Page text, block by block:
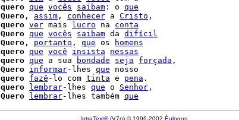
quero que vocês saibam : o que
Quero , assim , conhecer a Cristo ,
quero ver mais lucro na conta
Quero que vocês saibam da difícil
Quero , portanto , que os
homens
quero que você insista
nessas
quero que a sua bondade seja forçada ,
Quero informar-lhes que nosso
quero fazê -lo com tinta e pena .
quero lembrar-lhes que o Senhor ,
Quero lembrar-lhes também que
IntraText®(V7n) © 1996-2002 Èulogos